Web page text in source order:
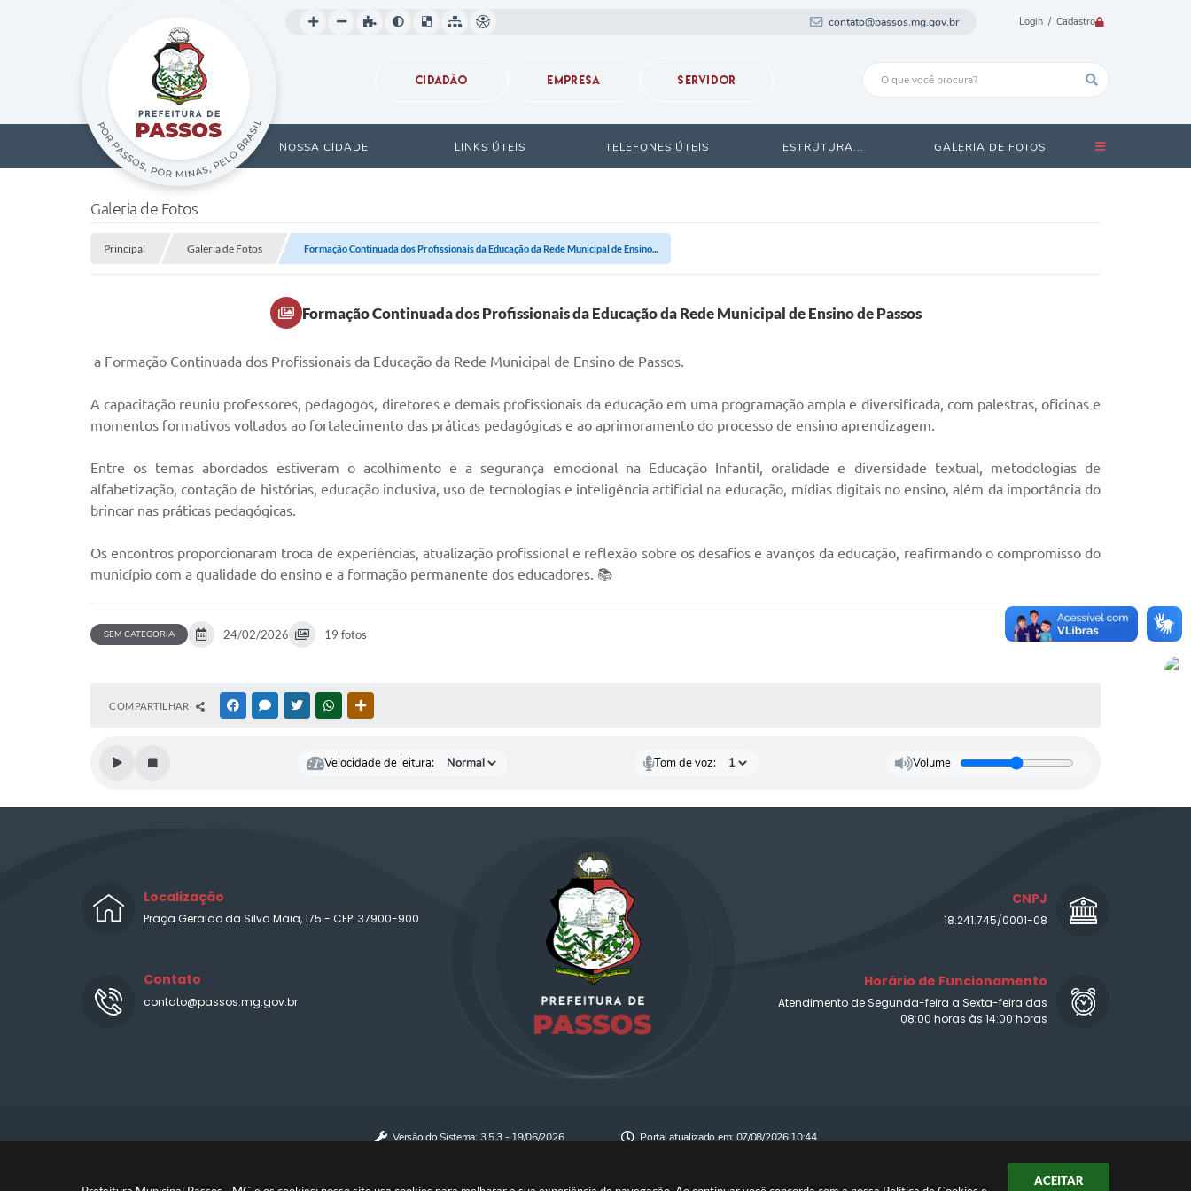
ACEITAR
Login / Cadastro
contato@passos.mg.gov.br
CIDADÃO EMPRESA SERVIDOR
NOSSA CIDADE LINKS ÚTEIS TELEFONES ÚTEIS ESTRUTURA... GALERIA DE FOTOS
Galeria de Fotos
Principal Galeria de Fotos Formação Continuada dos Profissionais da Educação da Rede Municipal de Ensino...
Formação Continuada dos Profissionais da Educação da Rede Municipal de Ensino de Passos
a Formação Continuada dos Profissionais da Educação da Rede Municipal de Ensino de Passos.
A capacitação reuniu professores, pedagogos, diretores e demais profissionais da educação em uma programação ampla e diversificada, com palestras, oficinas e
momentos formativos voltados ao fortalecimento das práticas pedagógicas e ao aprimoramento do processo de ensino aprendizagem.
Entre os temas abordados estiveram o acolhimento e a segurança emocional na Educação Infantil, oralidade e diversidade textual, metodologias de
alfabetização, contação de histórias, educação inclusiva, uso de tecnologias e inteligência artificial na educação, mídias digitais no ensino, além da importância do
brincar nas práticas pedagógicas.
Os encontros proporcionaram troca de experiências, atualização profissional e reflexão sobre os desafios e avanços da educação, reafirmando o compromisso do
município com a qualidade do ensino e a formação permanente dos educadores. 📚
SEM CATEGORIA 24/02/2026 19 fotos
COMPARTILHAR FACEBOOKMESSENGER
TWITTERWHATSAPP
Velocidade de leitura: Tom de voz: Volume
Localização
Praça Geraldo da Silva Maia, 175 - CEP: 37900-900
Contato
contato@passos.mg.gov.br
CNPJ
18.241.745/0001-08
Horário de Funcionamento
Atendimento de Segunda-feira a Sexta-feira das
08:00 horas às 14:00 horas
Versão do Sistema: 3.5.3 - 19/06/2026 Portal atualizado em: 07/08/2026 10:44